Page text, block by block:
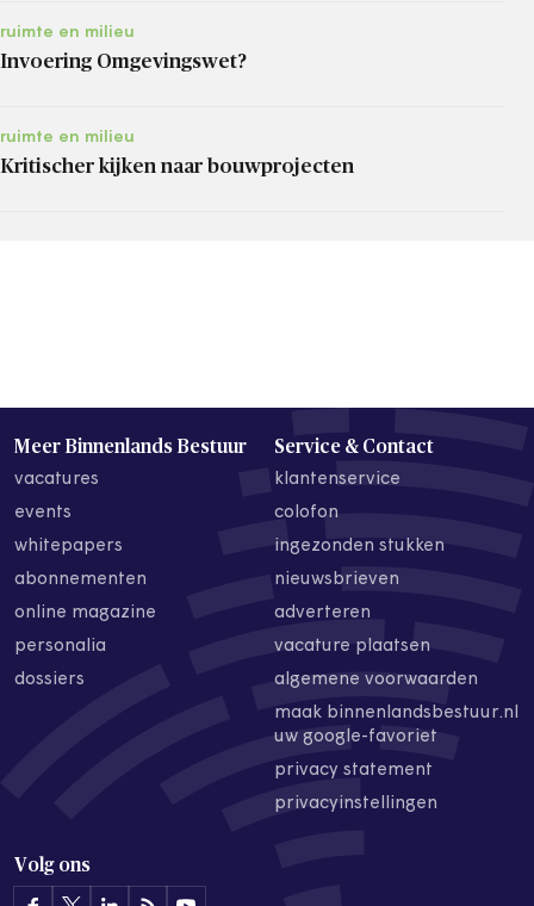
ruimte en milieu
Invoering Omgevingswet?
ruimte en milieu
Kritischer kijken naar bouwprojecten
Meer Binnenlands Bestuur
vacatures
events
whitepapers
abonnementen
online magazine
personalia
dossiers
Service & Contact
klantenservice
colofon
ingezonden stukken
nieuwsbrieven
adverteren
vacature plaatsen
algemene voorwaarden
maak binnenlandsbestuur.nl
uw google-favoriet
privacy statement
privacyinstellingen
Volg ons